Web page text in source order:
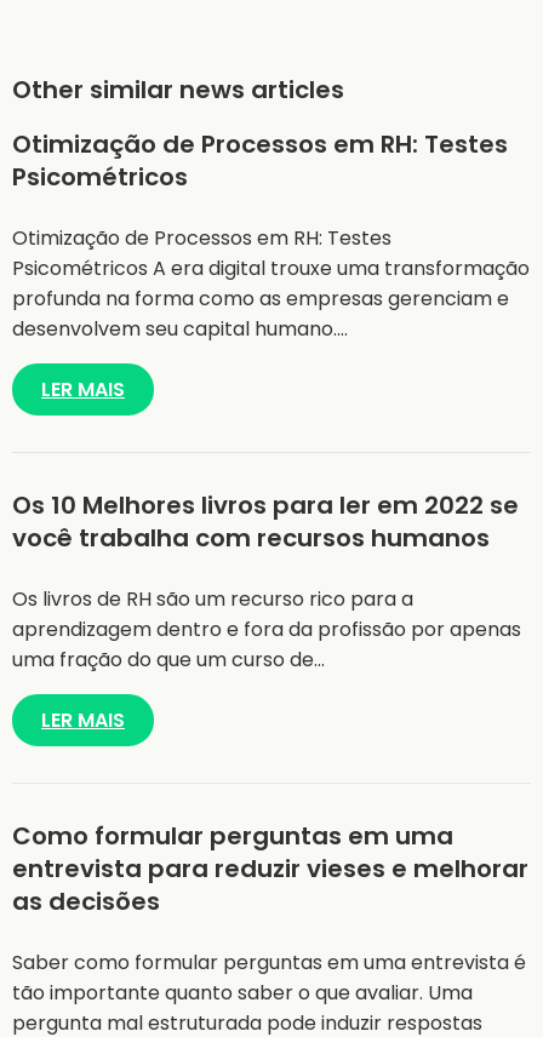
Other similar news articles
Otimização de Processos em RH: Testes
Psicométricos
Otimização de Processos em RH: Testes
Psicométricos A era digital trouxe uma transformação
profunda na forma como as empresas gerenciam e
desenvolvem seu capital humano.…
LER MAIS
Os 10 Melhores livros para ler em 2022 se
você trabalha com recursos humanos
Os livros de RH são um recurso rico para a
aprendizagem dentro e fora da profissão por apenas
uma fração do que um curso de…
LER MAIS
Como formular perguntas em uma
entrevista para reduzir vieses e melhorar
as decisões
Saber como formular perguntas em uma entrevista é
tão importante quanto saber o que avaliar. Uma
pergunta mal estruturada pode induzir respostas